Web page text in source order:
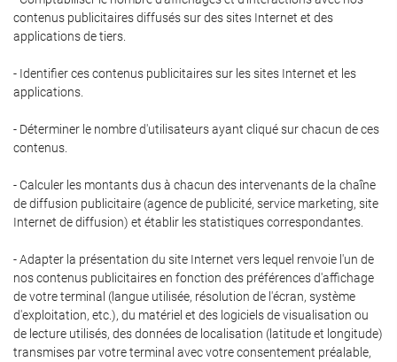
contenus publicitaires diffusés sur des sites Internet et des
applications de tiers.
- Identifier ces contenus publicitaires sur les sites Internet et les
applications.
- Déterminer le nombre d'utilisateurs ayant cliqué sur chacun de ces
contenus.
- Calculer les montants dus à chacun des intervenants de la chaîne
de diffusion publicitaire (agence de publicité, service marketing, site
Internet de diffusion) et établir les statistiques correspondantes.
- Adapter la présentation du site Internet vers lequel renvoie l'un de
nos contenus publicitaires en fonction des préférences d'affichage
de votre terminal (langue utilisée, résolution de l'écran, système
d'exploitation, etc.), du matériel et des logiciels de visualisation ou
de lecture utilisés, des données de localisation (latitude et longitude)
transmises par votre terminal avec votre consentement préalable,